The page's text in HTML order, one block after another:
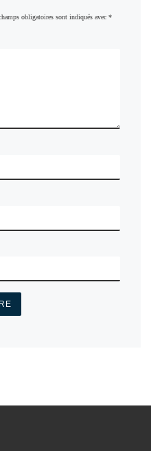
obligatoires sont indiqués avec *